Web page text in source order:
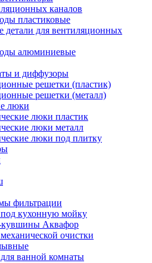
каналов
пластиковые
детали для вентиляционных
алюминиевые
и диффузоры
решетки (пластик)
решетки (металл)
люки
люки пластик
люки металл
люки под плитку
фильтрации
кухонную мойку
Аквафор
очистки
ванной комнаты